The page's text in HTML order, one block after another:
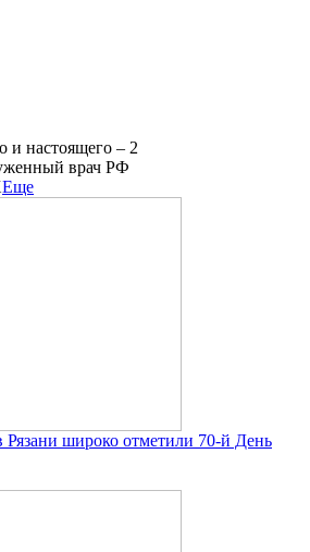
и настоящего – 2
врач РФ
Еще
Рязани широко отметили 70-й День